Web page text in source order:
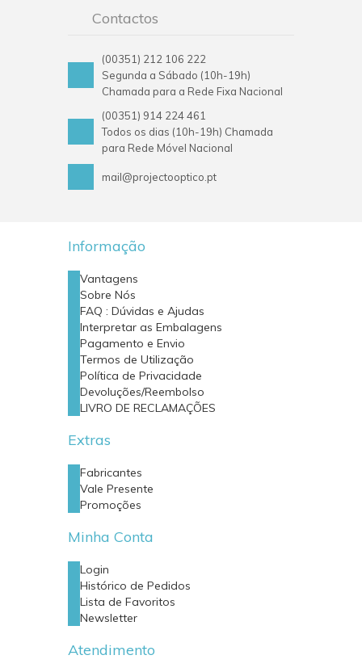
Contactos
(00351) 212 106 222
Segunda a Sábado (10h-19h)
Chamada para a Rede Fixa Nacional
(00351) 914 224 461
Todos os dias (10h-19h) Chamada
para Rede Móvel Nacional
mail@projectooptico.pt
Informação
Vantagens
Sobre Nós
FAQ : Dúvidas e Ajudas
Interpretar as Embalagens
Pagamento e Envio
Termos de Utilização
Política de Privacidade
Devoluções/Reembolso
LIVRO DE RECLAMAÇÕES
Extras
Fabricantes
Vale Presente
Promoções
Minha Conta
Login
Histórico de Pedidos
Lista de Favoritos
Newsletter
Atendimento